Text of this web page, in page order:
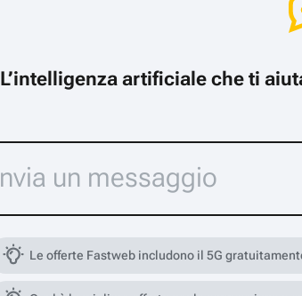
L’intelligenza artificiale che ti
Le offerte Fastweb includono il 5G